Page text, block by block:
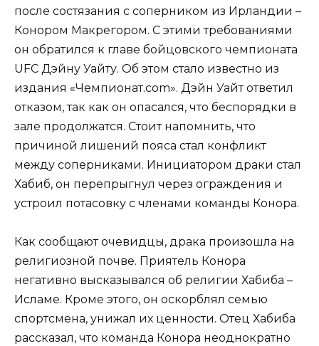
после состязания с соперником из Ирландии –
Конором Макрегором. С этими требованиями
он обратился к главе бойцовского чемпионата
UFC Дэйну Уайту. Об этом стало известно из
издания «Чемпионат.com». Дэйн Уайт ответил
отказом, так как он опасался, что беспорядки в
зале продолжатся. Стоит напомнить, что
причиной лишений пояса стал конфликт
между соперниками. Инициатором драки стал
Хабиб, он перепрыгнул через ограждения и
устроил потасовку с членами команды Конора.
Как сообщают очевидцы, драка произошла на
религиозной почве. Приятель Конора
негативно высказывался об религии Хабиба –
Исламе. Кроме этого, он оскорблял семью
спортсмена, унижал их ценности. Отец Хабиба
рассказал, что команда Конора неоднократно